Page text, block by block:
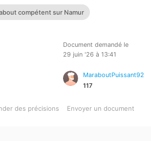
compétent sur Namur
Document demandé le
29 juin '26 à 13:41
MaraboutPuissant92
117
des précisions Envoyer un document